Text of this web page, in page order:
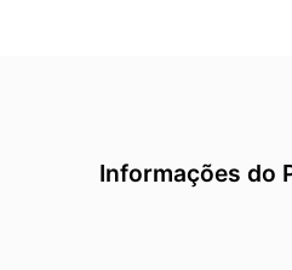
Informações do